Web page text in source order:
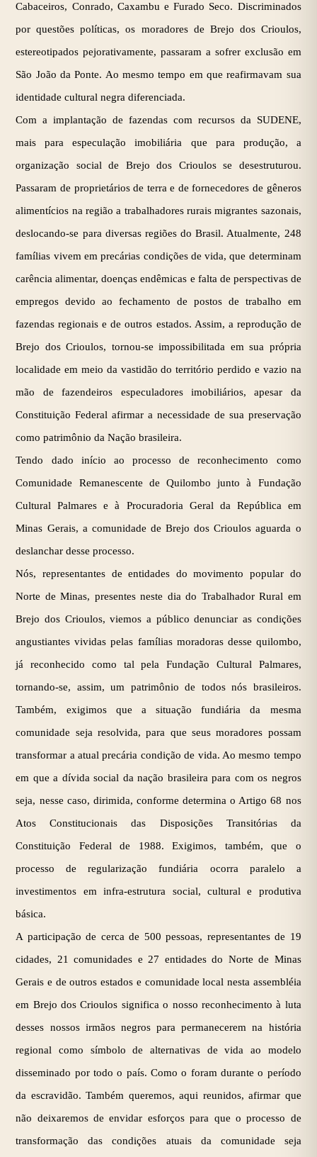
Cabaceiros, Conrado, Caxambu e Furado Seco. Discriminados
por questões políticas, os moradores de Brejo dos Crioulos,
estereotipados pejorativamente, passaram a sofrer exclusão em
São João da Ponte. Ao mesmo tempo em que reafirmavam sua
identidade cultural negra diferenciada.
Com a implantação de fazendas com recursos da SUDENE,
mais para especulação imobiliária que para produção, a
organização social de Brejo dos Crioulos se desestruturou.
Passaram de proprietários de terra e de fornecedores de gêneros
alimentícios na região a trabalhadores rurais migrantes sazonais,
deslocando-se para diversas regiões do Brasil. Atualmente, 248
famílias vivem em precárias condições de vida, que determinam
carência alimentar, doenças endêmicas e falta de perspectivas de
empregos devido ao fechamento de postos de trabalho em
fazendas regionais e de outros estados. Assim, a reprodução de
Brejo dos Crioulos, tornou-se impossibilitada em sua própria
localidade em meio da vastidão do território perdido e vazio na
mão de fazendeiros especuladores imobiliários, apesar da
Constituição Federal afirmar a necessidade de sua preservação
como patrimônio da Nação brasileira.
Tendo dado início ao processo de reconhecimento como
Comunidade Remanescente de Quilombo junto à Fundação
Cultural Palmares e à Procuradoria Geral da República em
Minas Gerais, a comunidade de Brejo dos Crioulos aguarda o
deslanchar desse processo.
Nós, representantes de entidades do movimento popular do
Norte de Minas, presentes neste dia do Trabalhador Rural em
Brejo dos Crioulos, viemos a público denunciar as condições
angustiantes vividas pelas famílias moradoras desse quilombo,
já reconhecido como tal pela Fundação Cultural Palmares,
tornando-se, assim, um patrimônio de todos nós brasileiros.
Também, exigimos que a situação fundiária da mesma
comunidade seja resolvida, para que seus moradores possam
transformar a atual precária condição de vida. Ao mesmo tempo
em que a dívida social da nação brasileira para com os negros
seja, nesse caso, dirimida, conforme determina o Artigo 68 nos
Atos Constitucionais das Disposições Transitórias da
Constituição Federal de 1988. Exigimos, também, que o
processo de regularização fundiária ocorra paralelo a
investimentos em infra-estrutura social, cultural e produtiva
básica.
A participação de cerca de 500 pessoas, representantes de 19
cidades, 21 comunidades e 27 entidades do Norte de Minas
Gerais e de outros estados e comunidade local nesta assembléia
em Brejo dos Crioulos significa o nosso reconhecimento à luta
desses nossos irmãos negros para permanecerem na história
regional como símbolo de alternativas de vida ao modelo
disseminado por todo o país. Como o foram durante o período
da escravidão. Também queremos, aqui reunidos, afirmar que
não deixaremos de envidar esforços para que o processo de
transformação das condições atuais da comunidade seja